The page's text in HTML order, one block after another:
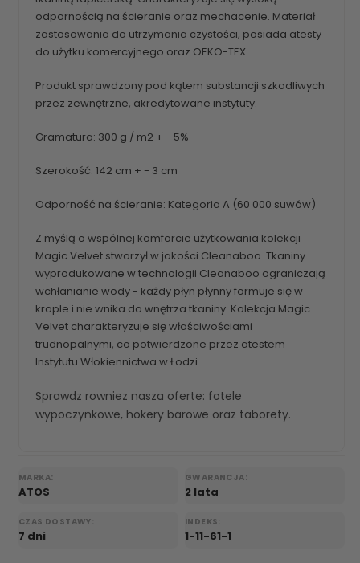
odpornością na ścieranie oraz mechacenie. Materiał
zastosowania do utrzymania czystości, posiada atesty
do użytku komercyjnego oraz OEKO-TEX
Produkt sprawdzony pod kątem substancji szkodliwych
przez zewnętrzne, akredytowane instytuty.
Gramatura: 300 g / m2 + - 5%
Szerokość: 142 cm + - 3 cm
Odporność na ścieranie: Kategoria A (60 000 suwów)
Z myślą o wspólnej komforcie użytkowania kolekcji
Magic Velvet stworzył w jakości Cleanaboo. Tkaniny
wyprodukowane w technologii Cleanaboo ograniczają
wchłanianie wody - każdy płyn płynny formuje się w
krople i nie wnika do wnętrza tkaniny. Kolekcja Magic
Velvet charakteryzuje się właściwościami
trudnopalnymi, co potwierdzone przez atestem
Instytutu Włokiennictwa w Łodzi.
Sprawdz rowniez nasza oferte: fotele
wypoczynkowe, hokery barowe oraz taborety.
MARKA:
ATOS
GWARANCJA:
2 lata
CZAS DOSTAWY:
7 dni
INDEKS:
1-11-61-1